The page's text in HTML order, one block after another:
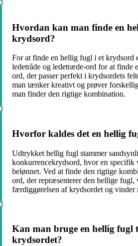
Hvordan kan man finde en
krydsord?
For at finde en hellig fugl i et krydsord
ledetråde og ledetræde-ord for at finde
ord, der passer perfekt i krydsordets
man tænker kreativt og prøver
man finder den rigtige kombination.
Hvorfor kaldes det en hellig
Udtrykket hellig fugl stammer
konkurrencekrydsord, hvor en specifik
belønnet. Ved at finde den rigtige
ord, der repræsenterer den hellige fugl,
færdiggørelsen af krydsordet og
Kan man bruge en hellig fugl
krydsordet?